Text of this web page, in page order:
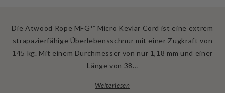
Die Atwood Rope MFG™ Micro Kevlar Cord ist eine extrem
strapazierfähige Überlebensschnur mit einer Zugkraft von
145 kg. Mit einem Durchmesser von nur 1,18 mm und einer
Länge von 38…
Weiterlesen